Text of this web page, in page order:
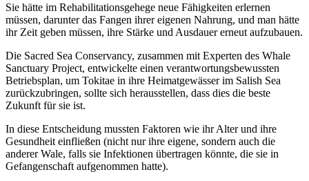
Sie hätte im Rehabilitationsgehege neue Fähigkeiten erlernen
müssen, darunter das Fangen ihrer eigenen Nahrung, und man hätte
ihr Zeit geben müssen, ihre Stärke und Ausdauer erneut aufzubauen.
Die Sacred Sea Conservancy, zusammen mit Experten des Whale
Sanctuary Project, entwickelte einen verantwortungsbewussten
Betriebsplan, um Tokitae in ihre Heimatgewässer im Salish Sea
zurückzubringen, sollte sich herausstellen, dass dies die beste
Zukunft für sie ist.
In diese Entscheidung mussten Faktoren wie ihr Alter und ihre
Gesundheit einfließen (nicht nur ihre eigene, sondern auch die
anderer Wale, falls sie Infektionen übertragen könnte, die sie in
Gefangenschaft aufgenommen hatte).